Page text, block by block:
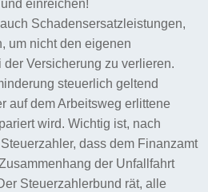
einreichen!
Schadensersatzleistungen,
um nicht den eigenen
Versicherung zu verlieren.
steuerlich geltend
auf dem Arbeitsweg erlittene
wird. Wichtig ist, nach
dass dem Finanzamt
der Unfallfahrt
Steuerzahlerbund rät, alle